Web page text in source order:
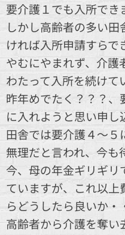
要介護１でも入所でき
しかし高齢者の多い
ければ入所申請すらで
やむにやまれず、介護
わたって入所を続けて
昨年めでたく？？？
に入れようと思い申
田舎では要介護４～
無理だと言われ、今も
今、母の年金ギリギリ
ていますが、これ以上
らどうしたら良いか・
高齢者から介護を奪い